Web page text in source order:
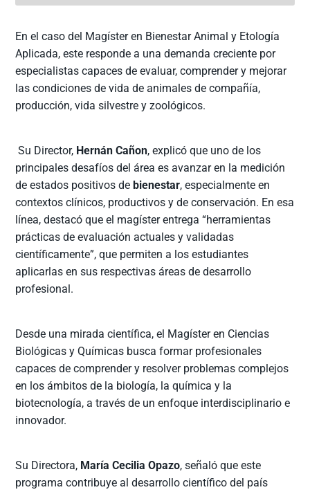
En el caso del Magíster en Bienestar Animal y Etología
Aplicada, este responde a una demanda creciente por
especialistas capaces de evaluar, comprender y mejorar
las condiciones de vida de animales de compañía,
producción, vida silvestre y zoológicos.
Su Director, Hernán Cañon, explicó que uno de los
principales desafíos del área es avanzar en la medición
de estados positivos debienestar, especialmente en
contextos clínicos, productivos y de conservación. En esa
línea, destacó que el magíster entrega “herramientas
prácticas de evaluación actuales y validadas
científicamente”, que permiten a los estudiantes
aplicarlas en sus respectivas áreas de desarrollo
profesional.
Desde una mirada científica, el Magíster en Ciencias
Biológicas y Químicas busca formar profesionales
capaces de comprender y resolver problemas complejos
en los ámbitos de la biología, la química y la
biotecnología, a través de un enfoque interdisciplinario e
innovador.
Su Directora, María Cecilia Opazo, señaló que este
programa contribuye al desarrollo científico del país